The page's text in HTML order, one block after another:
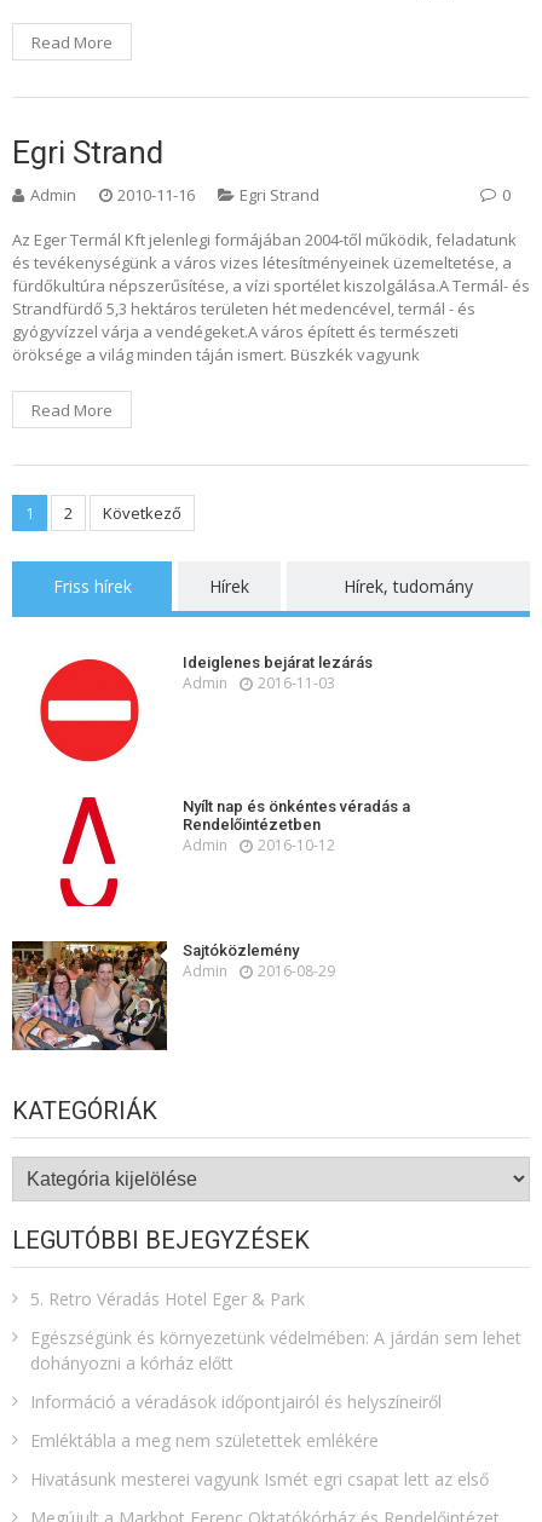
Read More
Egri Strand
Admin 2010-11-16 Egri Strand 0
Az Eger Termál Kft jelenlegi formájában 2004-től működik, feladatunk
és tevékenységünk a város vizes létesítményeinek üzemeltetése, a
fürdőkultúra népszerűsítése, a vízi sportélet kiszolgálása.A Termál- és
Strandfürdő 5,3 hektáros területen hét medencével, termál - és
gyógyvízzel várja a vendégeket.A város épített és természeti
öröksége a világ minden táján ismert. Büszkék vagyunk
Read More
Bejegyzések
1 2 Következő
Friss hírek Hírek Hírek, tudomány
Ideiglenes bejárat lezárás
Admin 2016-11-03
Nyílt nap és önkéntes véradás a
Rendelőintézetben
Admin 2016-10-12
Sajtóközlemény
Admin 2016-08-29
KATEGÓRIÁK
Kategóriák
LEGUTÓBBI BEJEGYZÉSEK
5. Retro Véradás Hotel Eger & Park
Egészségünk és környezetünk védelmében: A járdán sem lehet
dohányozni a kórház előtt
Információ a véradások időpontjairól és helyszíneiről
Emléktábla a meg nem születettek emlékére​
Hivatásunk mesterei vagyunk Ismét egri csapat lett az első